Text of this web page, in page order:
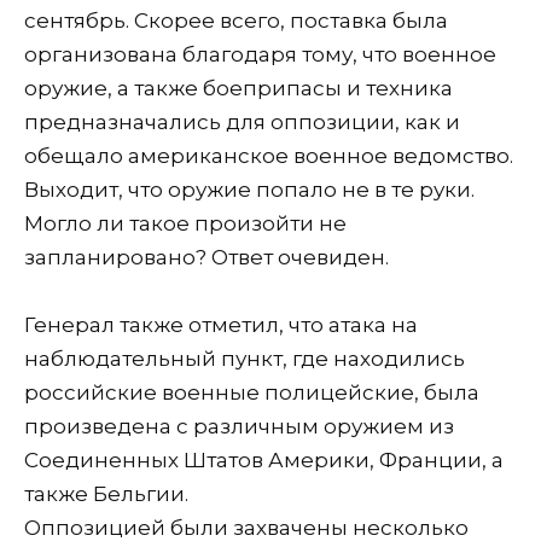
сентябрь. Скорее всего, поставка была
организована благодаря тому, что военное
оружие, а также боеприпасы и техника
предназначались для оппозиции, как и
обещало американское военное ведомство.
Выходит, что оружие попало не в те руки.
Могло ли такое произойти не
запланировано? Ответ очевиден.
Генерал также отметил, что атака на
наблюдательный пункт, где находились
российские военные полицейские, была
произведена с различным оружием из
Соединенных Штатов Америки, Франции, а
также Бельгии.
Оппозицией были захвачены несколько